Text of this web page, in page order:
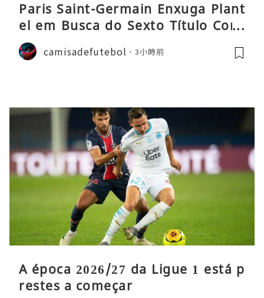
Paris Saint-Germain Enxuga Plant
el em Busca do Sexto Título Cons
ecutivo da Liga
camisadefutebol 3小時前
A época 2026/27 da Ligue 1 está p
restes a começar